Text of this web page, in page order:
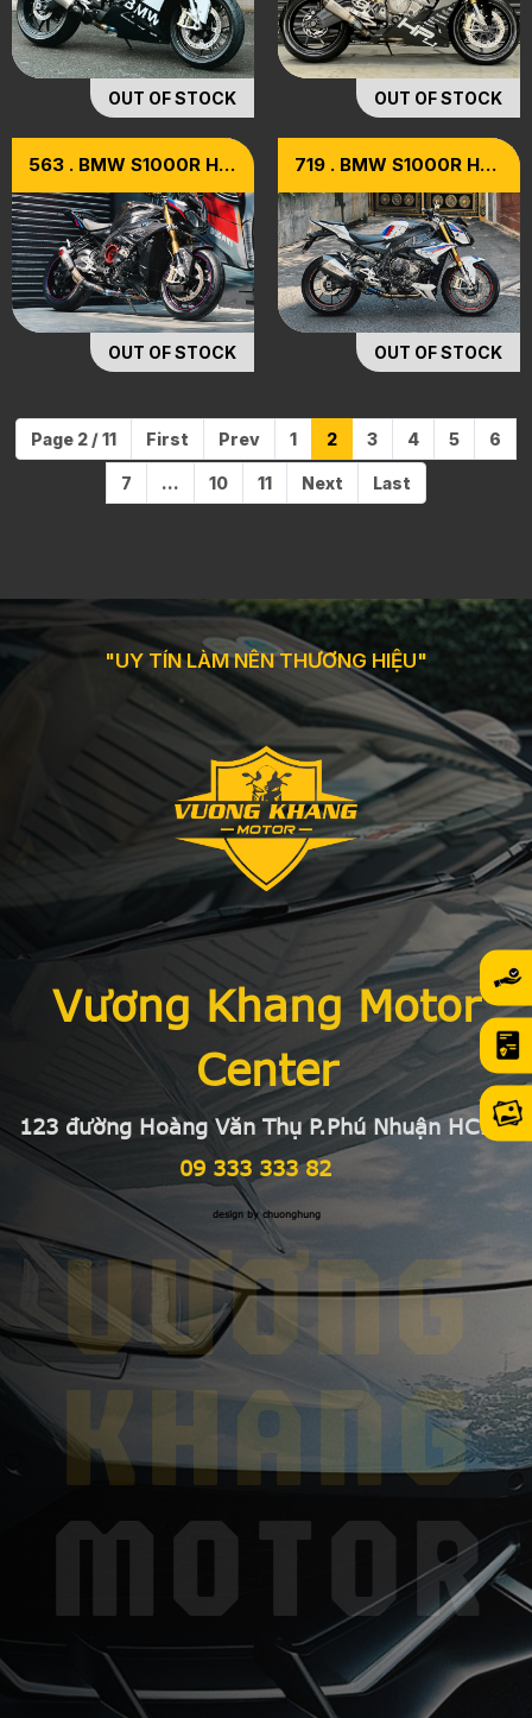
OUT OF STOCK OUT OF STOCK
563 . BMW S1000R HP
Performance] Model
2019
OUT OF STOCK
719 . BMW S1000R HP
OUT OF STOCK
Page 2 / 11 First Prev 1 2 3 4 5 6
7 ... 10 11 Next Last
"UY TÍN LÀM NÊN THƯƠNG HIỆU"
Vương Khang Motor
Center
123 đường Hoàng Văn Thụ P.Phú Nhuận HCMC
09 333 333 82
design by chuonghung
VƯƠNG
KHANG
MOTOR